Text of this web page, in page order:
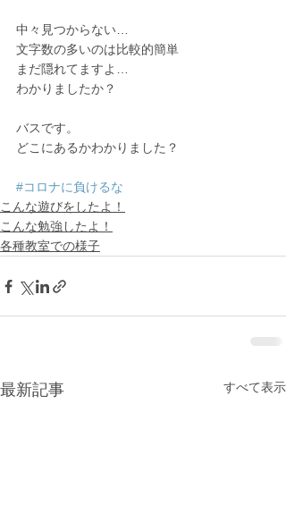
中々見つからない…
文字数の多いのは比較的簡単
まだ隠れてますよ…
わかりましたか？
バスです。
どこにあるかわかりました？
#コロナに負けるな
こんな遊びをしたよ！
こんな勉強したよ！
各種教室での様子
最新記事 すべて表示